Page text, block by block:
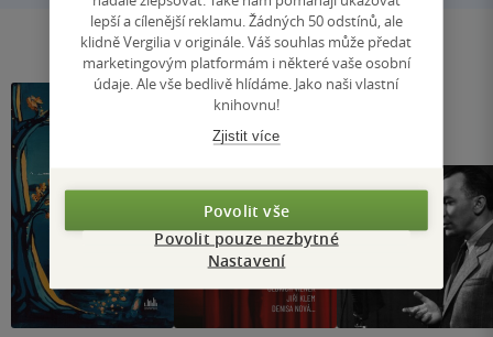
lepší a cílenější reklamu. Žádných 50 odstínů, ale
klidně Vergilia v originále. Váš souhlas může předat
marketingovým platformám i některé vaše osobní
údaje. Ale vše bedlivě hlídáme. Jako naši vlastní
knihovnu!
Zjistit více
Povolit vše
Povolit pouze nezbytné
Nastavení